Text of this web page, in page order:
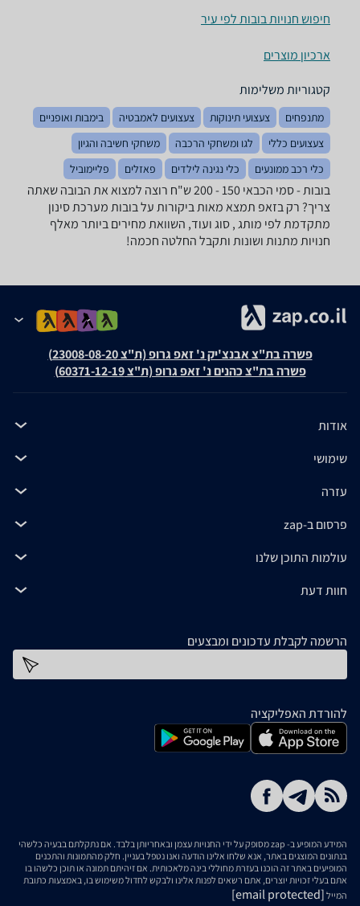
חיפוש חנויות בובות לפי עיר
ארכיון מוצרים
קטגוריות משלימות
מתנפחים צעצועי תינוקות צעצועים לאמבטיה
בימבות ואופניים
צעצועים כללי
לגו ומשחקי הרכבה
משחקי חשיבה והגיון
כלי רכב ממונעים
כלי נגינה לילדים פאזלים פליימוביל
בובות - ‏סמי הכבאי ‏150 - 200 ‏ש"ח רוצה למצוא את הבובה שאתה
צריך? רק בזאפ תמצא מאות ביקורות על בובות מערכת סינון
מתקדמת לפי מותג , סוג ועוד, השוואת מחירים ביותר מאלף
חנויות מתנות ושונות ותקבל החלטה חכמה!
פשרה בת"צ אבנצ'יק נ' זאפ גרופ (ת"צ 23008-08-20)
פשרה בת"צ כהנים נ' זאפ גרופ (ת"צ 60371-12-19)
אודות
שימושי
עזרה
פרסום ב-zap
עולמות התוכן שלנו
חוות דעת
הרשמה לקבלת עדכונים ומבצעים
להורדת האפליקציה
המידע המופיע ב- zap מסופק על ידי החנויות עצמן ובאחריותן בלבד. אם נתקלתם בבעיה כלשהי
בנתונים המוצגים באתר, אנא שלחו אלינו הודעה ואנו נטפל בעניין. חלק מהתמונות והתכנים
המופיעים באתר זה הוכנו בעזרת מחוללי בינה מלאכותית. אם זיהיתם תמונה או תוכן כלשהו בו
אתם בעלי זכויות יוצרים, אתם רשאים לפנות אלינו ולבקש לחדול משימוש בו, באמצעות כתובת
המייל [email protected]